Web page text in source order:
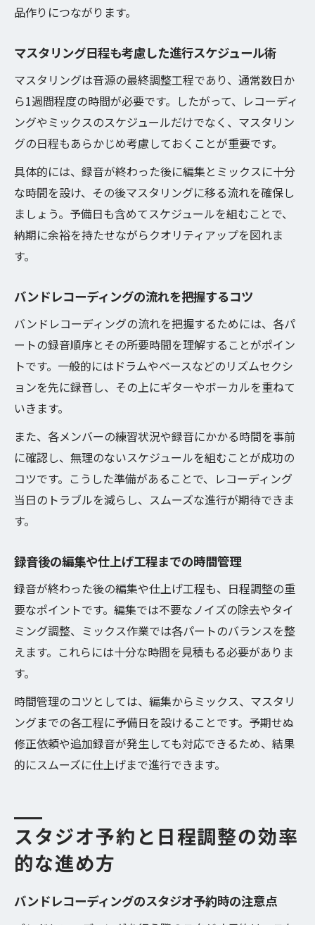
品作りにつながります。
マスタリング日程も考慮した進行スケジュール術
マスタリングは音源の最終調整工程であり、通常数日か
ら1週間程度の時間が必要です。したがって、レコーディ
ングやミックスのスケジュールだけでなく、マスタリン
グの日程もあらかじめ考慮しておくことが重要です。
具体的には、録音が終わった後に編集とミックスに十分
な時間を設け、その後マスタリングに移る流れを確保し
ましょう。予備日も含めてスケジュールを組むことで、
納期に余裕を持たせながらクオリティアップを図れま
す。
バンドレコーディングの流れを把握するコツ
バンドレコーディングの流れを把握するためには、各パ
ートの録音順序とその所要時間を理解することがポイン
トです。一般的にはドラムやベースなどのリズムセクシ
ョンを先に録音し、その上にギターやボーカルを重ねて
いきます。
また、各メンバーの練習状況や録音にかかる時間を事前
に確認し、無理のないスケジュールを組むことが成功の
コツです。こうした準備があることで、レコーディング
当日のトラブルを減らし、スムーズな進行が期待できま
す。
録音後の編集や仕上げ工程までの時間管理
録音が終わった後の編集や仕上げ工程も、日程調整の重
要なポイントです。編集では不要なノイズの除去やタイ
ミング調整、ミックス作業では各パートのバランスを整
えます。これらには十分な時間を見積もる必要がありま
す。
時間管理のコツとしては、編集からミックス、マスタリ
ングまでの各工程に予備日を設けることです。予期せぬ
修正依頼や追加録音が発生しても対応できるため、結果
的にスムーズに仕上げまで進行できます。
スタジオ予約と日程調整の効率
的な進め方
バンドレコーディングのスタジオ予約時の注意点